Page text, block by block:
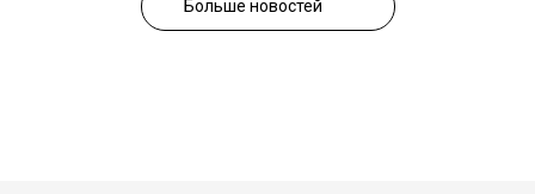
Больше новостей